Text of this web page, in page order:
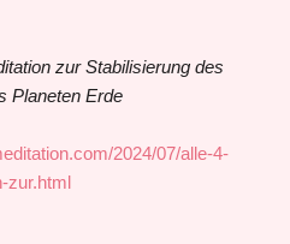
zur Stabilisierung des
Planeten Erde
2024/07/alle-4-
zur.html